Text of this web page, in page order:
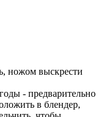
ножом выскрести
- предварительно
в блендер,